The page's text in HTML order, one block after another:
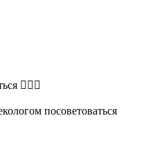
🤷🏻‍♀️
посоветоваться